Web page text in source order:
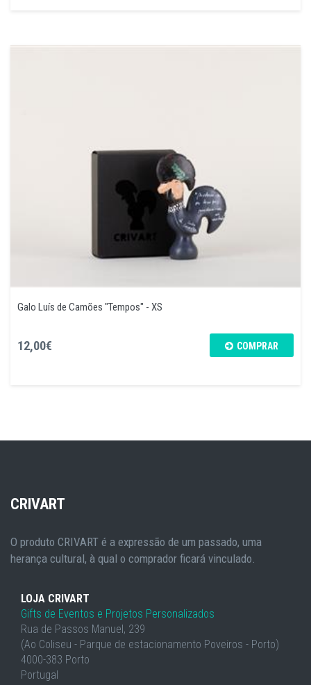
Galo Luís de Camões "Tempos" - XS
12,00€ COMPRAR
CRIVART
O produto CRIVART é a expressão de um passado, uma
herança cultural, à qual o comprador ficará vinculado.
LOJA CRIVART
Gifts de Eventos e Projetos Personalizados
Rua de Passos Manuel, 239
(Ao Coliseu - Parque de estacionamento Poveiros - Porto)
4000-383 Porto
Portugal